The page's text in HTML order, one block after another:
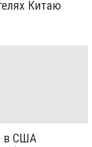
Китаю
в США